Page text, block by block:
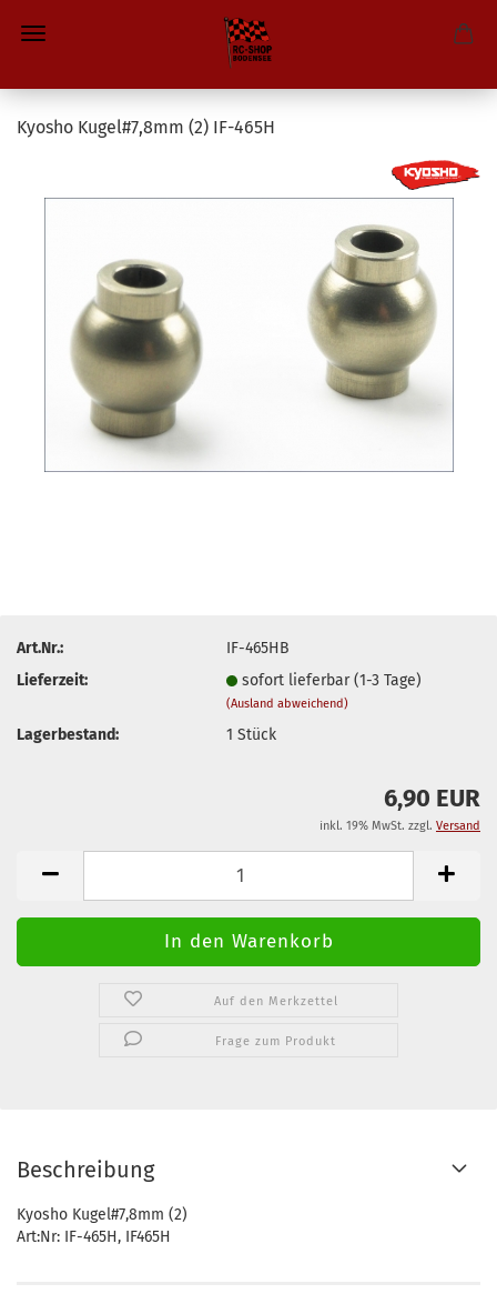
Kyosho Kugel#7,8mm (2) IF-465H
Art.Nr.:
IF-465HB
Lieferzeit:
sofort lieferbar (1-3 Tage)
(Ausland abweichend)
Lagerbestand: 1Stück
6,90 EUR
inkl. 19% MwSt. zzgl. Versand
Auf den Merkzettel
Frage zum Produkt
Beschreibung
Kyosho Kugel#7,8mm (2)
Art:Nr: IF-465H, IF465H